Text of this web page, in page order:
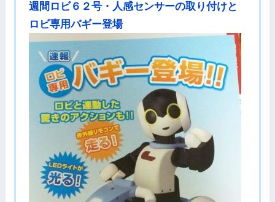
週間ロビ６２号・人感センサーの取り付けと
ロビ専用バギー登場